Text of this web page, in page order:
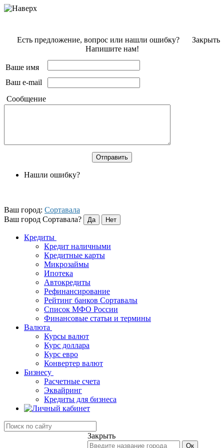
Закрыть
Есть предложение, вопрос или нашли ошибку?
Напишите нам!
Ваше имя
Ваш e-mail
Сообщение
Нашли ошибку?
Ваш город: Сортавала
Ваш город Сортавала?
Кредиты
Кредит наличными
Кредитные карты
Микрозаймы
Ипотека
Автокредиты
Рефинансирование
Рейтинг банков Сортавалы
Список МФО России
Финансовые статьи и термины
Валюта
Курсы валют
Курс доллара
Курс евро
Конвертер валют
Бизнесу
Расчетные счета
Эквайринг
Кредиты для бизнеса
Закрыть